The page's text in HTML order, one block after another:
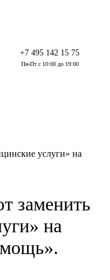
+7 495 142 15 75
Пн-Пт с 10:00 до 19:00
услуги» на
заменить
на